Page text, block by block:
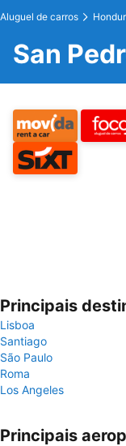
Aluguel de carros
San
Principais
Lisboa
Santiago
São Paulo
Roma
Los Angeles
Principais